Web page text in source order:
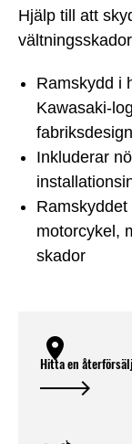
Hjälp till att
Ramskydd i
Kawasaki-
Inkluderar
motorcykel,
skador
Hitta en